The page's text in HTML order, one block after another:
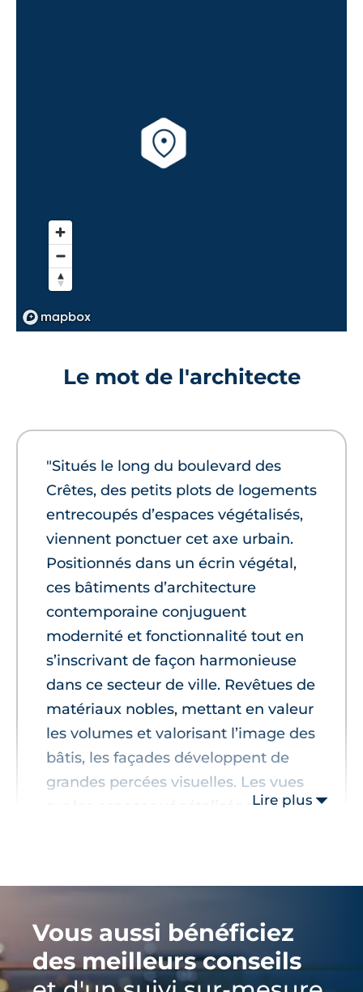
Le mot de l'architecte
"Situés le long du boulevard des
Crêtes, des petits plots de logements
entrecoupés d’espaces végétalisés,
viennent ponctuer cet axe urbain.
Positionnés dans un écrin végétal,
ces bâtiments d’architecture
contemporaine conjuguent
modernité et fonctionnalité tout en
s’inscrivant de façon harmonieuse
dans ce secteur de ville. Revêtues de
matériaux nobles, mettant en valeur
les volumes et valorisant l’image des
bâtis, les façades développent de
grandes percées visuelles. Les vues
sur les espaces végétalisés sontLire plus
Vous aussi bénéficiez
des meilleurs conseils